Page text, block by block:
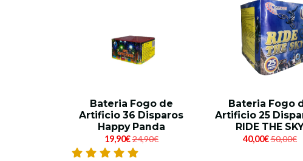
Bateria Fogo de
Artificio 36 Disparos
Happy Panda
19,90€24,90€
Bateria Fogo
Artificio 25
RIDE THE
40,00€50,00€